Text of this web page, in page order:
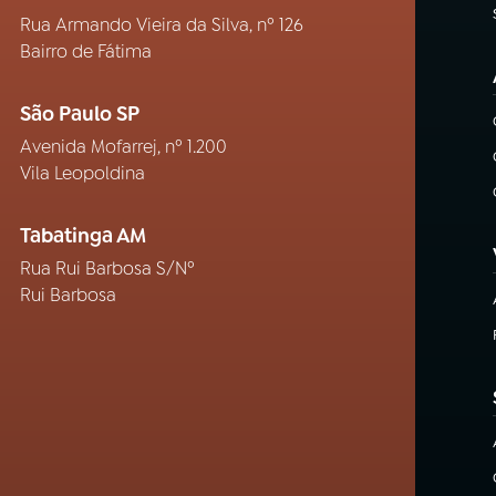
Rua Armando Vieira da Silva, nº 126
Bairro de Fátima
São Paulo SP
Avenida Mofarrej, nº 1.200
Vila Leopoldina
Tabatinga AM
Rua Rui Barbosa S/Nº
Rui Barbosa